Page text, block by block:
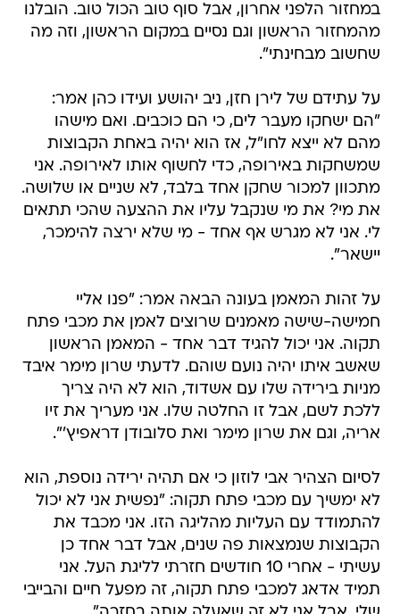
במחזור הלפני אחרון, אבל סוף טוב הכול טוב. הובלנו
מהמחזור הראשון וגם נסיים במקום הראשון, וזה מה
שחשוב מבחינתי".
על עתידם של לירן חזן, ניב יהושע ועידו כהן אמר:
"הם ישחקו מעבר לים, כי הם כוכבים. ואם מישהו
מהם לא ייצא לחו"ל, אז הוא יהיה באחת הקבוצות
שמשחקות באירופה, כדי לחשוף אותו לאירופה. אני
מתכוון למכור שחקן אחד בלבד, לא שניים או שלושה.
את מי? את מי שנקבל עליו את ההצעה שהכי תתאים
לי. אני לא מגרש אף אחד - מי שלא ירצה להימכר,
יישאר".
על זהות המאמן בעונה הבאה אמר: "פנו אליי
חמישה-שישה מאמנים שרוצים לאמן את מכבי פתח
תקוה. אני יכול להגיד דבר אחד - המאמן הראשון
שאשב איתו יהיה נועם שוהם. לדעתי שרון מימר איבד
מניות בירידה שלו עם אשדוד, הוא לא היה צריך
ללכת לשם, אבל זו החלטה שלו. אני מעריך את זיו
אריה, וגם את שרון מימר ואת סלובודן דראפיץ'".
לסיום הצהיר אבי לוזון כי אם תהיה ירידה נוספת, הוא
לא ימשיך עם מכבי פתח תקוה: "נפשית אני לא יכול
להתמודד עם העליות מהליגה הזו. אני מכבד את
הקבוצות שנמצאות פה שנים, אבל דבר אחד כן
עשיתי - אחרי 10 חודשים חזרתי לליגת העל. אני
תמיד אדאג למכבי פתח תקוה, זה מפעל חיים והבייבי